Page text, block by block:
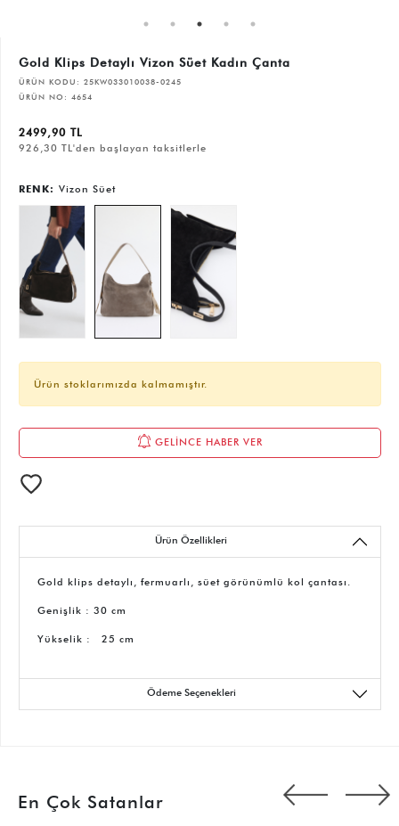
Gold Klips Detaylı Vizon Süet Kadın Çanta
ÜRÜN KODU: 25KW033010038-0245
ÜRÜN NO: 4654
2499,90 TL
926,30 TL'den başlayan taksitlerle
RENK: Vizon Süet
Ürün stoklarımızda kalmamıştır.
GELİNCE HABER VER
Ürün Özellikleri
Gold klips detaylı, fermuarlı, süet görünümlü kol çantası.
Genişlik : 30 cm
Yükselik : 25 cm
Ödeme Seçenekleri
En Çok Satanlar